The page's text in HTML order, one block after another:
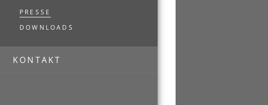
PRESSE
DOWNLOADS
KONTAKT